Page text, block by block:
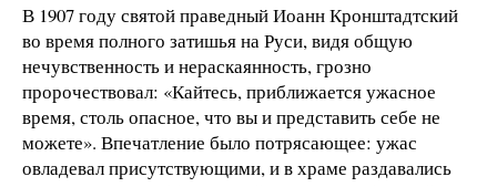
В 1907 году святой праведный Иоанн Кронштадтский
во время полного затишья на Руси, видя общую
нечувственность и нераскаянность, грозно
пророчествовал: «Кайтесь, приближается ужасное
время, столь опасное, что вы и представить себе не
можете». Впечатление было потрясающее: ужас
овладевал присутствующими, и в храме раздавались